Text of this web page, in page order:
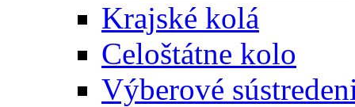
Krajské kolá
Celoštátne kolo
Výberové